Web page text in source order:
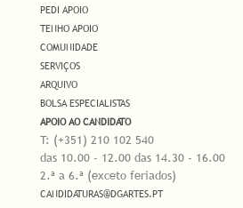
PEDI APOIO
TENHO APOIO
COMUNIDADE
SERVIÇOS
ARQUIVO
BOLSA ESPECIALISTAS
APOIO AO CANDIDATO
T: (+351) 210 102 540
das 10.00 - 12.00 das 14.30 - 16.00
2.ª a 6.ª (exceto feriados)
CANDIDATURAS@DGARTES.PT